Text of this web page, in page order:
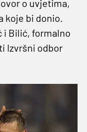
o uvjetima,
koje bi donio.
i Bilić, formalno
Izvršni odbor